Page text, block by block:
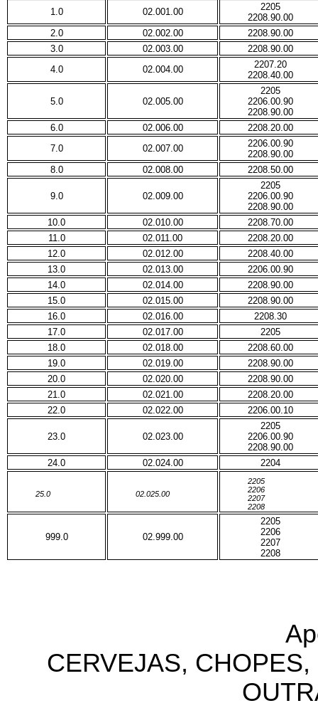
1.0
02.001.00
2205
2208.90.00
2.0
02.002.00
2208.90.00
3.0
02.003.00
2208.90.00
4.0
02.004.00
2207.20
2208.40.00
5.0 02.005.00
2205
2206.00.90
2208.90.00
6.0
02.006.00
2208.20.00
7.0
02.007.00
2206.00.90
2208.90.00
8.0
02.008.00 2208.50.00
9.0 02.009.00
2205
2206.00.90
2208.90.00
10.0
02.010.00
2208.70.00
11.0
02.011.00
2208.20.00
12.0
02.012.00
2208.40.00
13.0
02.013.00
2206.00.90
14.0
02.014.00
2208.90.00
15.0
02.015.00
2208.90.00
16.0
02.016.00
2208.30
17.0
02.017.00
2205
18.0
02.018.00
2208.60.00
19.0
02.019.00
2208.90.00
20.0
02.020.00
2208.90.00
21.0
02.021.00
2208.20.00
22.0
02.022.00 2206.00.10
23.0 02.023.00
2205
2206.00.90
2208.90.00
24.0
02.024.00 2204
25.0 02.025.00
2205
2206
2207
2208
999.0 02.999.00
2205
2206
2207
2208
CERVEJAS,